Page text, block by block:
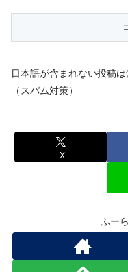
日本語が含まれない投稿
（スパム対策）
X
ふー